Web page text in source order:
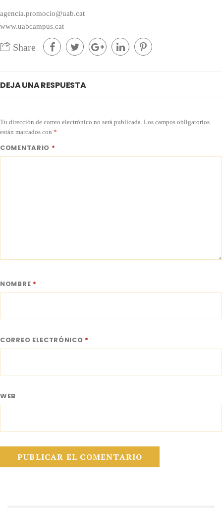
agencia.promocio@uab.cat
www.uabcampus.cat
Share
DEJA UNA RESPUESTA
Tu dirección de correo electrónico no será publicada. Los campos obligatorios
están marcados con *
COMENTARIO *
NOMBRE *
CORREO ELECTRÓNICO *
WEB